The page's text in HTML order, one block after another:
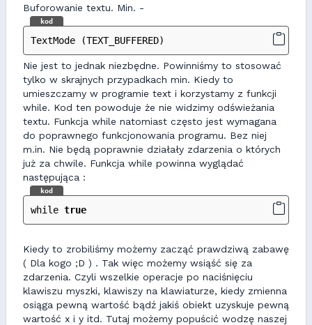
Buforowanie textu. Min. -
kod
TextMode (TEXT_BUFFERED)
Nie jest to jednak niezbędne. Powinniśmy to stosować
tylko w skrajnych przypadkach min. Kiedy to
umieszczamy w programie text i korzystamy z funkcji
while. Kod ten powoduje że nie widzimy odświeżania
textu. Funkcja while natomiast często jest wymagana
do poprawnego funkcjonowania programu. Bez niej
m.in. Nie będą poprawnie działały zdarzenia o których
już za chwile. Funkcja while powinna wyglądać
następująca :
kod
while true
Kiedy to zrobiliśmy możemy zacząć prawdziwą zabawę
( Dla kogo ;D ) . Tak więc możemy wsiąść się za
zdarzenia. Czyli wszelkie operacje po naciśnięciu
klawiszu myszki, klawiszy na klawiaturze, kiedy zmienna
osiąga pewną wartość bądź jakiś obiekt uzyskuje pewną
wartość x i y itd. Tutaj możemy popuścić wodzę naszej